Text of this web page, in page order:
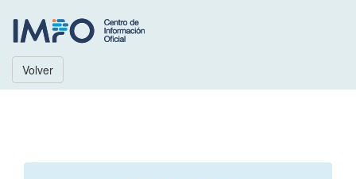
Volver